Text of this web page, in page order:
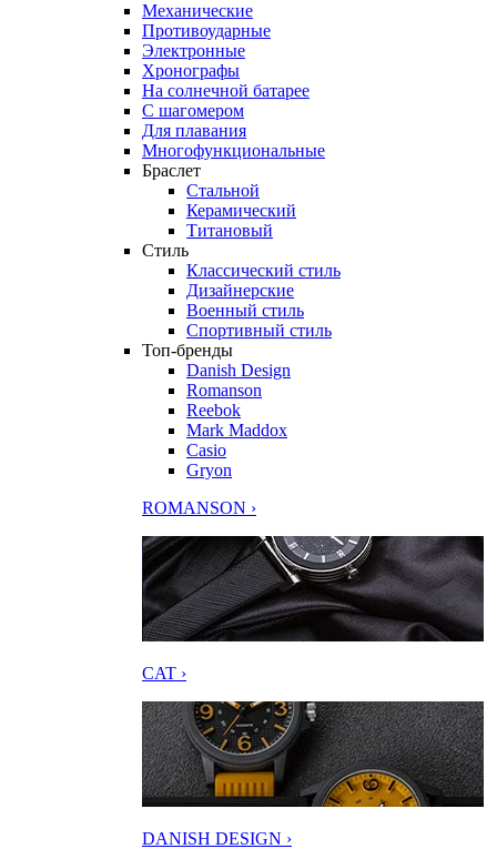
Механические
Противоударные
Электронные
Хронографы
На солнечной батарее
С шагомером
Для плавания
Многофункциональные
Браслет
Стальной
Керамический
Титановый
Стиль
Классический стиль
Дизайнерские
Военный стиль
Спортивный стиль
Топ-бренды
Danish Design
Romanson
Reebok
Mark Maddox
Casio
Gryon
ROMANSON ›
CAT ›
DANISH DESIGN ›